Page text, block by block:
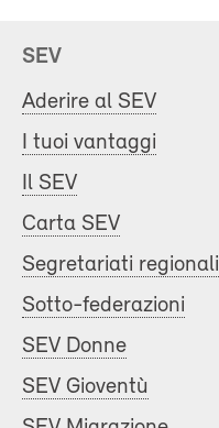
SEV
Aderire al SEV
I tuoi vantaggi
Il SEV
Carta SEV
Segretariati regionali
Sotto-federazioni
SEV Donne
SEV Gioventù